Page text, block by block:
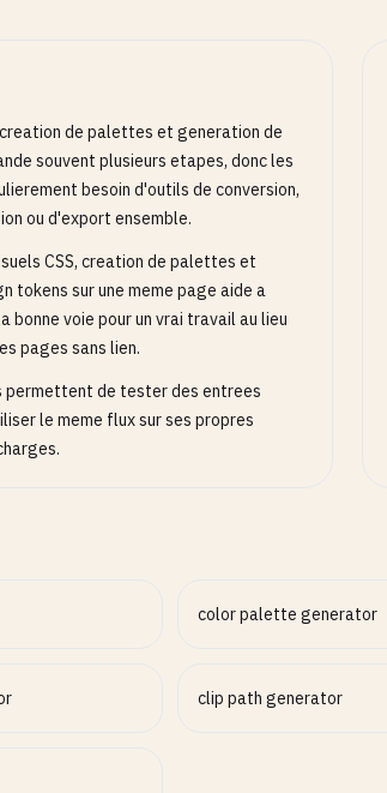
de palettes et generation de
souvent plusieurs etapes, donc les
besoin d'outils de conversion,
ou d'export ensemble.
CSS, creation de palettes et
tokens sur une meme page aide a
bonne voie pour un vrai travail au lieu
pages sans lien.
permettent de tester des entrees
le meme flux sur ses propres
color palette generator
clip path generator